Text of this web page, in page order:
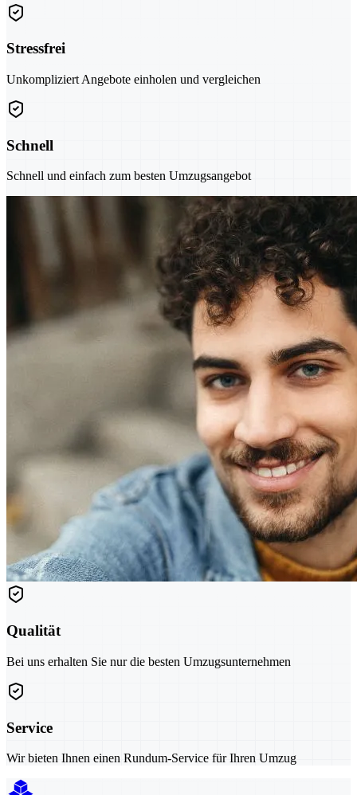
Stressfrei
Unkompliziert Angebote einholen und vergleichen
Schnell
Schnell und einfach zum besten Umzugsangebot
Qualität
Bei uns erhalten Sie nur die besten Umzugsunternehmen
Service
Wir bieten Ihnen einen Rundum-Service für Ihren Umzug